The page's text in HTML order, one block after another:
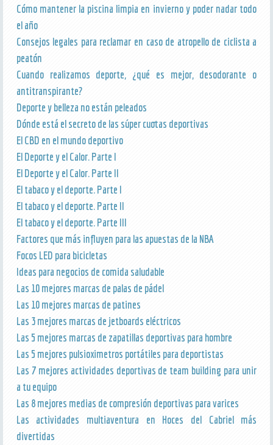
Cómo mantener la piscina limpia en invierno y poder nadar todo
el año
Consejos legales para reclamar en caso de atropello de ciclista a
peatón
Cuando realizamos deporte, ¿qué es mejor, desodorante o
antitranspirante?
Deporte y belleza no están peleados
Dónde está el secreto de las súper cuotas deportivas
El CBD en el mundo deportivo
El Deporte y el Calor. Parte I
El Deporte y el Calor. Parte II
El tabaco y el deporte. Parte I
El tabaco y el deporte. Parte II
El tabaco y el deporte. Parte III
Factores que más influyen para las apuestas de la NBA
Focos LED para bicicletas
Ideas para negocios de comida saludable
Las 10 mejores marcas de palas de pádel
Las 10 mejores marcas de patines
Las 3 mejores marcas de jetboards eléctricos
Las 5 mejores marcas de zapatillas deportivas para hombre
Las 5 mejores pulsioximetros portátiles para deportistas
Las 7 mejores actividades deportivas de team building para unir
a tu equipo
Las 8 mejores medias de compresión deportivas para varices
Las actividades multiaventura en Hoces del Cabriel más
divertidas